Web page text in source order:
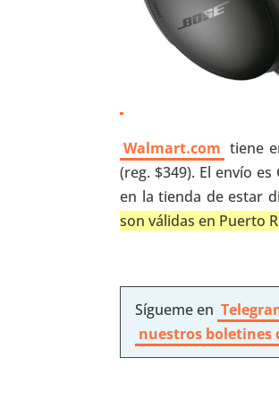
Walmart.com tiene
(reg. $349). El envío
en la tienda de estar
son válidas en Puerto
Sígueme en
nuestros boletines